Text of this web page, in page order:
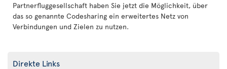
Partnerfluggesellschaft haben Sie jetzt die Möglichkeit, über
das so genannte Codesharing ein erweitertes Netz von
Verbindungen und Zielen zu nutzen.
Direkte Links